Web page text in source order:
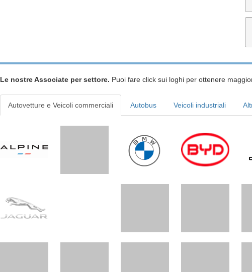
Le nostre Associate per settore. Puoi fare click sui loghi per ottenere
Autovetture e Veicoli commerciali Autobus Veicoli industriali